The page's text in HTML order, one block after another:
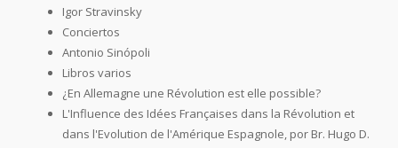
Igor Stravinsky
Conciertos
Antonio Sinópoli
Libros varios
¿En Allemagne une Révolution est elle possible?
L'Influence des Idées Françaises dans la Révolution et
dans l'Evolution de l'Amérique Espagnole, por Br. Hugo D.